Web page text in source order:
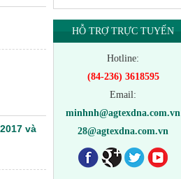
và
HỖ TRỢ TRỰC TUYẾN
Hotline:
(84-236) 3618595
Email:
minhnh@agtexdna.com.vn
28@agtexdna.com.vn